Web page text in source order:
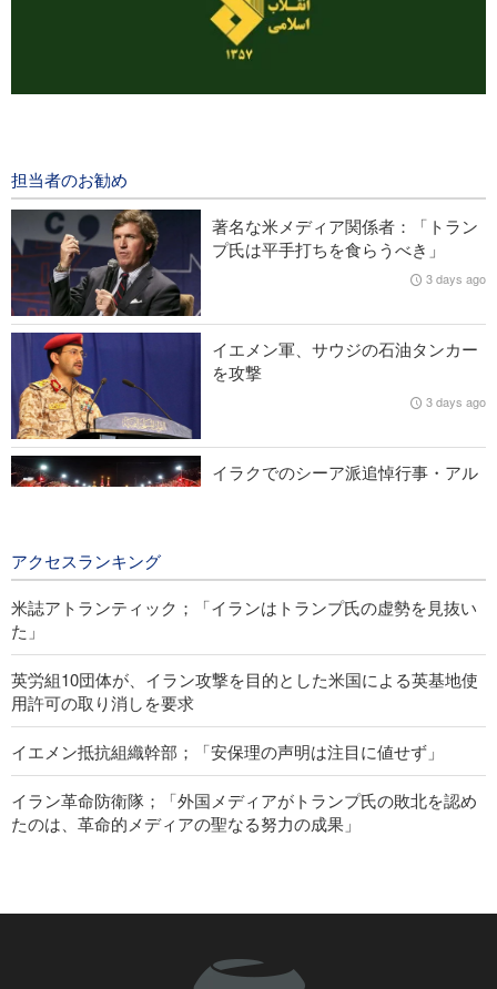
イエメン抵抗組織幹部；「安保理の声明は注目に値せず」
米誌アトランティック；「イランはトランプ氏の虚勢を見抜い
た」
英労組10団体が、イラン攻撃を目的とした米国による英基地使
用許可の取り消しを要求
イラン大統領；「交渉過程におけるパレスチナ指導者らのあら
ゆる決定を支持」
担当者のお勧め
著名な米メディア関係者：「トラン
プ氏は平手打ちを食らうべき」
3 days ago
イエメン軍、サウジの石油タンカー
を攻撃
3 days ago
イラクでのシーア派追悼行事・アル
アクセスランキング
米誌アトランティック；「イランはトランプ氏の虚勢を見抜い
た」
英労組10団体が、イラン攻撃を目的とした米国による英基地使
用許可の取り消しを要求
イエメン抵抗組織幹部；「安保理の声明は注目に値せず」
イラン革命防衛隊；「外国メディアがトランプ氏の敗北を認め
たのは、革命的メディアの聖なる努力の成果」